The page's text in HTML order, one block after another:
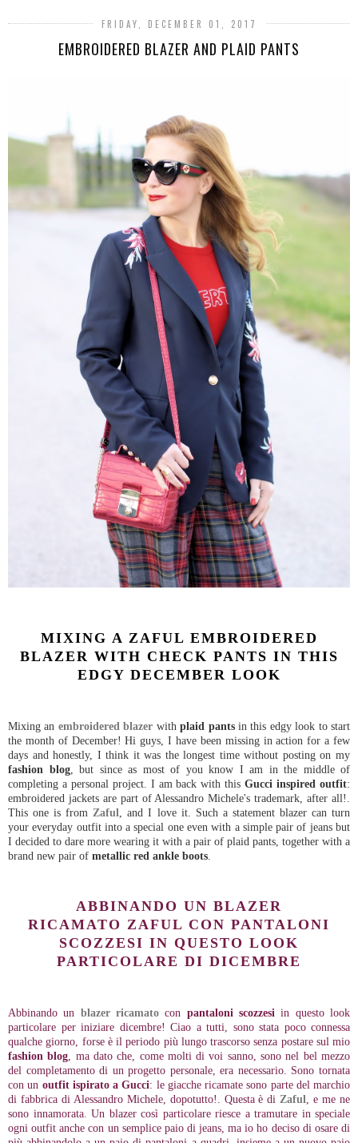
FRIDAY, DECEMBER 01, 2017
EMBROIDERED BLAZER AND PLAID PANTS
MIXING A ZAFUL EMBROIDERED
BLAZER WITH CHECK PANTS IN THIS
EDGY DECEMBER LOOK
Mixing an embroidered blazer withplaid pantsin this edgy look to start
the month of December! Hi guys, I have been missing in action for a few
days and honestly, I think it was the longest time without posting on my
fashion blog, but since as most of you know I am in the middle of
completing a personal project. I am back with thisGucci inspired outfit:
embroidered jackets are part of Alessandro Michele's trademark, after all!.
This one is fromZaful, and I love it. Such a statement blazer can turn
your everyday outfit into a special one even with a simple pair of jeans but
I decided to dare more wearing it with a pair of plaid pants, together with a
brand new pair of metallic red ankle boots.
ABBINANDO UN BLAZER
RICAMATO ZAFUL CON PANTALONI
SCOZZESI IN QUESTO LOOK
PARTICOLARE DI DICEMBRE
Abbinando un blazer ricamato con pantaloni scozzesi in questo look
particolare per iniziare dicembre! Ciao a tutti, sono stata poco connessa
qualche giorno, forse è il periodo più lungo trascorso senza postare sul mio
fashion blog, ma dato che, come molti di voi sanno, sono nel bel mezzo
del completamento di un progetto personale, era necessario. Sono tornata
con un outfit ispirato a Gucci: le giacche ricamate sono parte del marchio
di fabbrica di Alessandro Michele, dopotutto!. Questa è diZaful, e me ne
sono innamorata. Un blazer così particolare riesce a tramutare in speciale
ogni outfit anche con un semplice paio di jeans, ma io ho deciso di osare di